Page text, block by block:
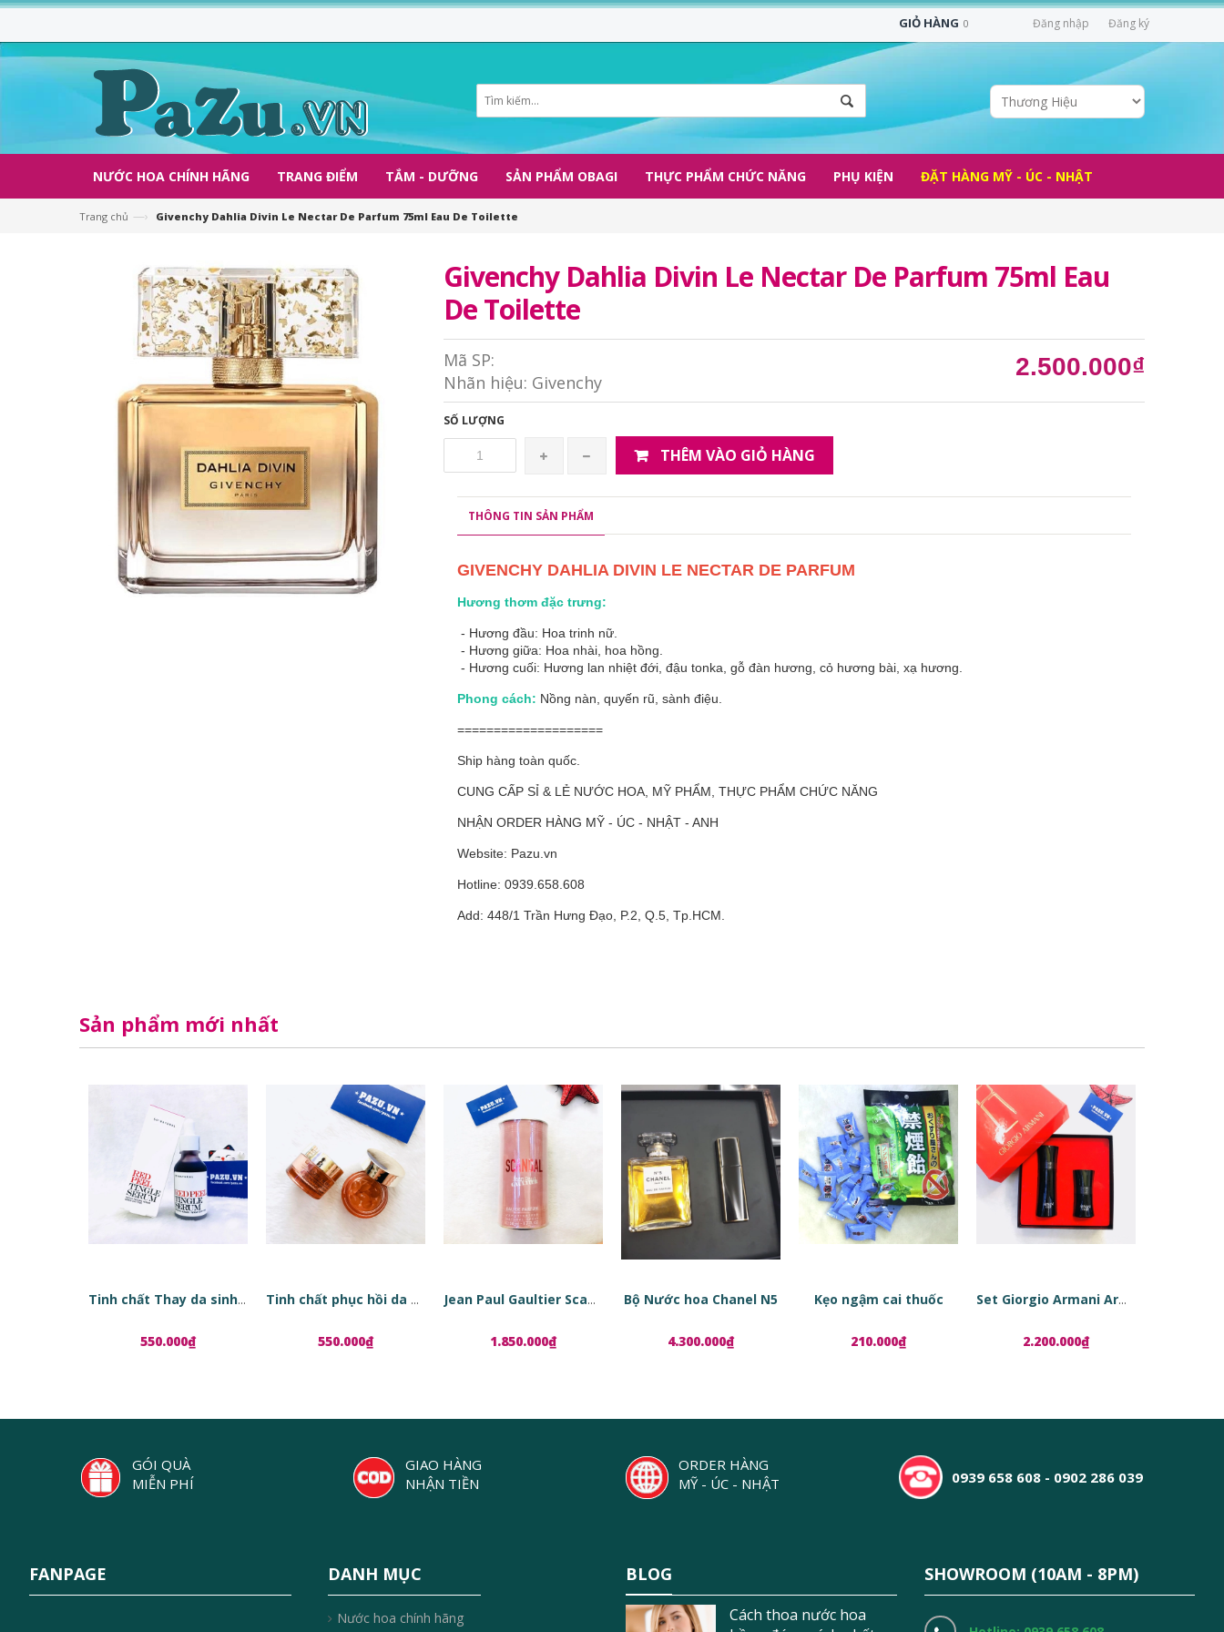
Đăng nhập Đăng ký
GIỎ HÀNG 0
NƯỚC HOA CHÍNH HÃNG TRANG ĐIỂM TẮM - DƯỠNG SẢN PHẨM OBAGI THỰC PHẨM CHỨC NĂNG PHỤ KIỆN ĐẶT HÀNG MỸ - ÚC - NHẬT
Trang chủ —› Givenchy Dahlia Divin Le Nectar De Parfum 75ml Eau De Toilette
Givenchy Dahlia Divin Le Nectar De Parfum 75ml Eau
De Toilette
Mã SP:
Nhãn hiệu: Givenchy
2.500.000₫
SỐ LƯỢNG
THÊM VÀO GIỎ HÀNG
THÔNG TIN SẢN PHẨM
GIVENCHY DAHLIA DIVIN LE NECTAR DE PARFUM
Hương thơm đặc trưng:
- Hương đầu: Hoa trinh nữ.
- Hương giữa: Hoa nhài, hoa hồng.
- Hương cuối: Hương lan nhiệt đới, đậu tonka, gỗ đàn hương, cỏ hương bài, xạ hương.
Phong cách: Nồng nàn, quyến rũ, sành điệu.
====================
Ship hàng toàn quốc.
CUNG CẤP SỈ & LẺ NƯỚC HOA, MỸ PHẨM, THỰC PHẨM CHỨC NĂNG
NHẬN ORDER HÀNG MỸ - ÚC - NHẬT - ANH
Website: Pazu.vn
Hotline: 0939.658.608
Add: 448/1 Trần Hưng Đạo, P.2, Q.5, Tp.HCM.
Sản phẩm mới nhất
Tinh chất Thay da sinh học Red Peel Tingle Serum
550.000₫
Tinh chất phục hồi da dạng viên nang Estée Lauder Advanced Night Repair Ampoules
550.000₫
Jean Paul Gaultier Scandal EDP
1.850.000₫
Bộ Nước hoa Chanel N5
4.300.000₫
Kẹo ngậm cai thuốc
210.000₫
Set Giorgio Armani Armani Code
2.200.000₫
GÓI QUÀ
MIỄN PHÍ
GIAO HÀNG
NHẬN TIỀN
ORDER HÀNG
MỸ - ÚC - NHẬT
0939 658 608 - 0902 286 039
FANPAGE DANH MỤC
Nước hoa chính hãng
BLOG
Cách thoa nước hoa
SHOWROOM (10AM - 8PM)